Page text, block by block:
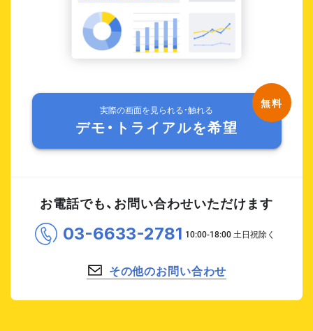
実際の画面を見られる・触れる
デモ・トライアルを希望
お電話でも、お問い合わせいただけます
03-6633-2781
その他のお問い合わせ